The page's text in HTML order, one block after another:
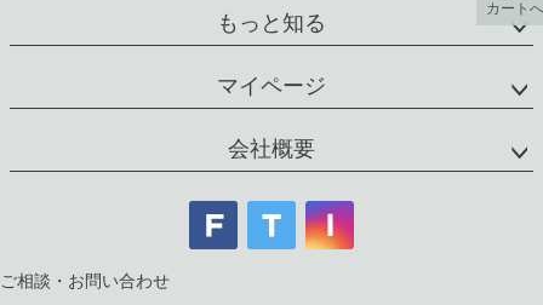
もっと知る
マイページ
会社概要
ご相談・お問い合わせ
カートへ